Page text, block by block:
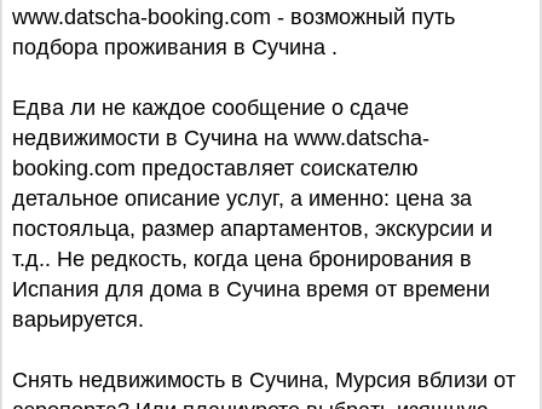
www.datscha-booking.com - возможный путь
подбора проживания в Сучина .
Едва ли не каждое сообщение о сдаче
недвижимости в Сучина на www.datscha-
booking.com предоставляет соискателю
детальное описание услуг, а именно: цена за
постояльца, размер апартаментов, экскурсии и
т.д.. Не редкость, когда цена бронирования в
Испания для дома в Сучина время от времени
варьируется.
Снять недвижимость в Сучина, Мурсия вблизи от